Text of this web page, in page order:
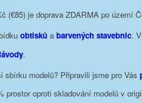
(€85) je doprava ZDARMA po území
obtisků a barvených stavebnic.
.
sbírku modelů? Připravili jsme pro Vás
prostor oproti skladování modelů v